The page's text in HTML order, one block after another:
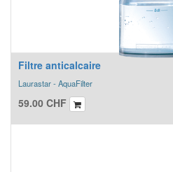
Filtre anticalcaire
Laurastar - AquaFilter
59.00 CHF